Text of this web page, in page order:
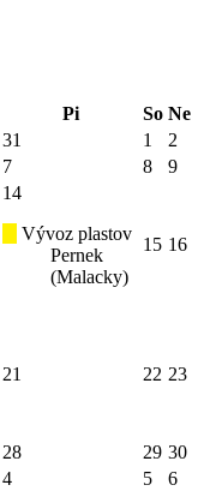
Pi So Ne
31 1
2
7 8 9
14
Vývoz plastov
Pernek
(Malacky)
15 16
21 22 23
28 29 30
4 5
6